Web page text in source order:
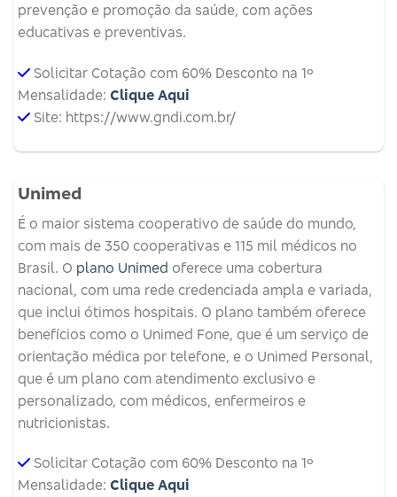
prevenção e promoção da saúde, com ações
educativas e preventivas.
Solicitar Cotação com 60% Desconto na 1º
Mensalidade: Clique Aqui
Site: https://www.gndi.com.br/
Unimed
É o maior sistema cooperativo de saúde do mundo,
com mais de 350 cooperativas e 115 mil médicos no
Brasil. O plano Unimed oferece uma cobertura
nacional, com uma rede credenciada ampla e variada,
que inclui ótimos hospitais. O plano também oferece
benefícios como o Unimed Fone, que é um serviço de
orientação médica por telefone, e o Unimed Personal,
que é um plano com atendimento exclusivo e
personalizado, com médicos, enfermeiros e
nutricionistas.
Solicitar Cotação com 60% Desconto na 1º
Mensalidade: Clique Aqui